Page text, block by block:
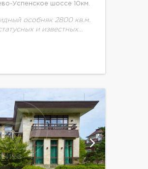
Успенское шоссе 10км.
особняк 2800 кв.м.
и известных
природы.